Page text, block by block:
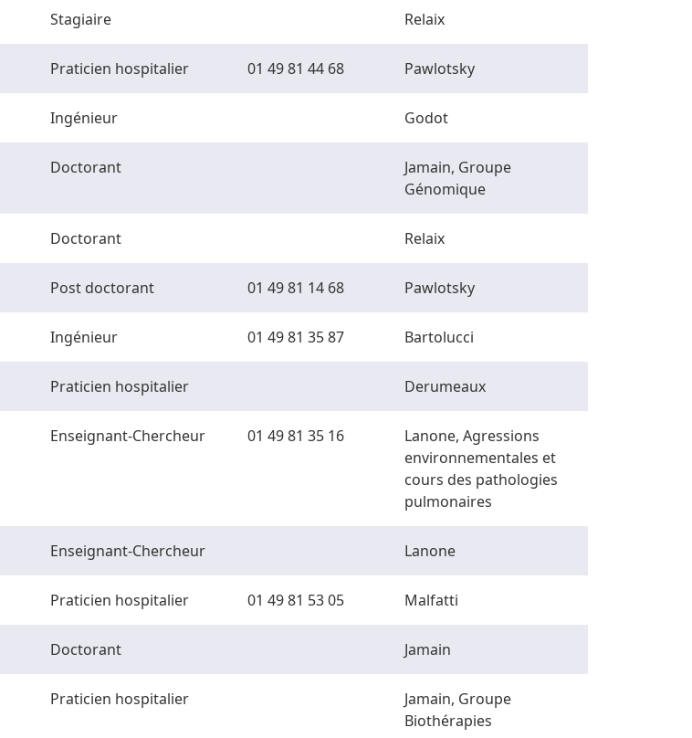
Stagiaire Relaix
Praticien hospitalier 01 49 81 44 68 Pawlotsky
Ingénieur Godot
Doctorant
Jamain, Groupe
Génomique
Doctorant Relaix
Post doctorant 01 49 81 14 68 Pawlotsky
Ingénieur 01 49 81 35 87 Bartolucci
Praticien hospitalier Derumeaux
Enseignant-Chercheur 01 49 81 35 16
Lanone, Agressions
environnementales et
cours des pathologies
pulmonaires
Enseignant-Chercheur Lanone
Praticien hospitalier 01 49 81 53 05 Malfatti
Doctorant Jamain
Praticien hospitalier
Jamain, Groupe
Biothérapies